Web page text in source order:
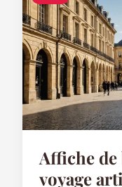
Affiche
voyage